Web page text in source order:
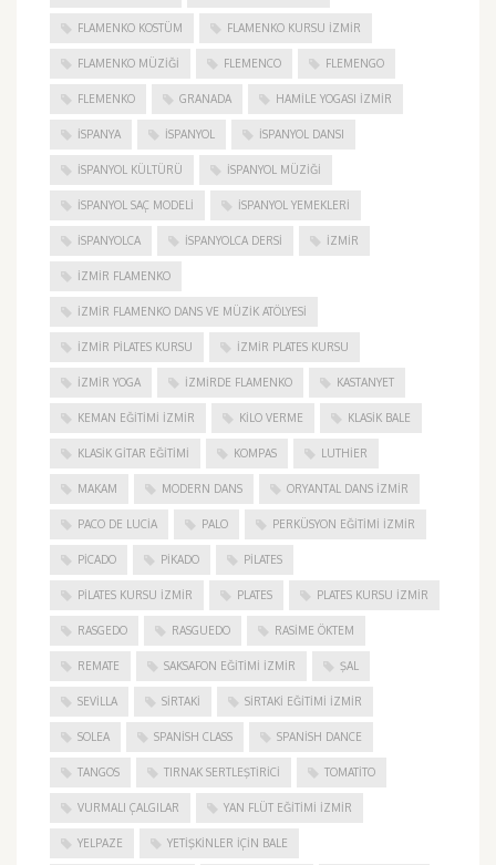
FLAMENKO KOSTÜM FLAMENKO KURSU İZMIR
FLAMENKO MÜZIĞI FLEMENCO FLEMENGO
FLEMENKO GRANADA HAMILE YOGASI İZMIR
ISPANYA İSPANYOL İSPANYOL DANSI
İSPANYOL KÜLTÜRÜ İSPANYOL MÜZIĞI
İSPANYOL SAÇ MODELI İSPANYOL YEMEKLERI
İSPANYOLCA İSPANYOLCA DERSI IZMIR
IZMIR FLAMENKO
İZMIR FLAMENKO DANS VE MÜZIK ATÖLYESI
İZMIR PILATES KURSU İZMIR PLATES KURSU
İZMIR YOGA IZMIRDE FLAMENKO KASTANYET
KEMAN EĞITIMI İZMIR KILO VERME KLASIK BALE
KLASIK GITAR EĞITIMI KOMPAS LUTHIER
MAKAM MODERN DANS ORYANTAL DANS İZMIR
PACO DE LUCIA PALO PERKÜSYON EĞITIMI İZMIR
PICADO PIKADO PILATES
PILATES KURSU İZMIR PLATES PLATES KURSU İZMIR
RASGEDO RASGUEDO RASIME ÖKTEM
REMATE SAKSAFON EĞITIMI İZMIR ŞAL
SEVILLA SIRTAKI SIRTAKI EĞITIMI İZMIR
SOLEA SPANISH CLASS SPANISH DANCE
TANGOS TIRNAK SERTLEŞTIRICI TOMATITO
VURMALI ÇALGILAR YAN FLÜT EĞITIMI İZMIR
YELPAZE YETIŞKINLER IÇIN BALE